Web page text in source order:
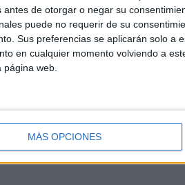
antes de otorgar o negar su
puede no requerir de su
Sus preferencias se aplicarán solo a
en cualquier momento volviendo a
página web.
MÁS OPCIONES
Ex-presidenta de la
de Ceuta.